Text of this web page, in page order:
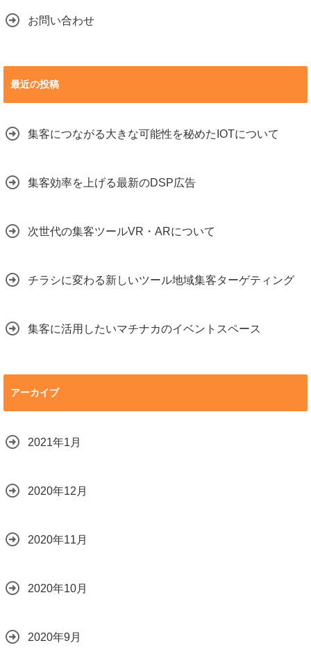
お問い合わせ
最近の投稿
集客につながる大きな可能性を秘めたIOTについて
集客効率を上げる最新のDSP広告
次世代の集客ツールVR・ARについて
チラシに変わる新しいツール地域集客ターゲティング
集客に活用したいマチナカのイベントスペース
アーカイブ
2021年1月
2020年12月
2020年11月
2020年10月
2020年9月